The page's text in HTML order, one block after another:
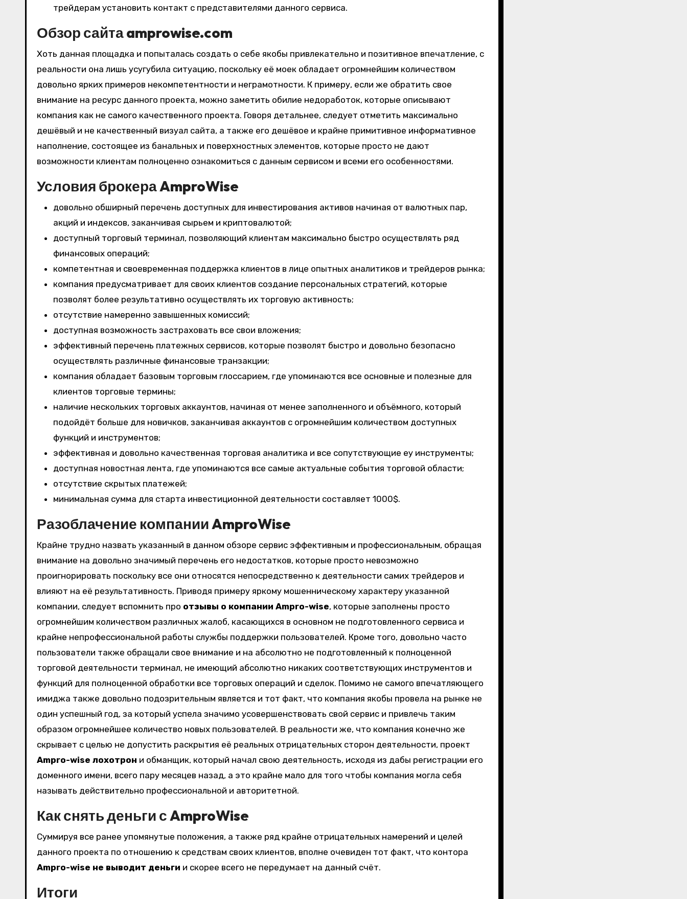
трейдерам установить контакт с представителями данного сервиса.
Обзор сайта amprowise.com
Хоть данная площадка и попыталась создать о себе якобы привлекательно и позитивное впечатление, с
реальности она лишь усугубила ситуацию, поскольку её моек обладает огромнейшим количеством
довольно ярких примеров некомпетентности и неграмотности. К примеру, если же обратить свое
внимание на ресурс данного проекта, можно заметить обилие недоработок, которые описывают
компания как не самого качественного проекта. Говоря детальнее, следует отметить максимально
дешёвый и не качественный визуал сайта, а также его дешёвое и крайне примитивное информативное
наполнение, состоящее из банальных и поверхностных элементов, которые просто не дают
возможности клиентам полноценно ознакомиться с данным сервисом и всеми его особенностями.
Условия брокера AmproWise
довольно обширный перечень доступных для инвестирования активов начиная от валютных пар,
акций и индексов, заканчивая сырьем и криптовалютой;
доступный торговый терминал, позволяющий клиентам максимально быстро осуществлять ряд
финансовых операций;
компетентная и своевременная поддержка клиентов в лице опытных аналитиков и трейдеров рынка;
компания предусматривает для своих клиентов создание персональных стратегий, которые
позволят более результативно осуществлять их торговую активность;
отсутствие намеренно завышенных комиссий;
доступная возможность застраховать все свои вложения;
эффективный перечень платежных сервисов, которые позволят быстро и довольно безопасно
осуществлять различные финансовые транзакции;
компания обладает базовым торговым глоссарием, где упоминаются все основные и полезные для
клиентов торговые термины;
наличие нескольких торговых аккаунтов, начиная от менее заполненного и объёмного, который
подойдёт больше для новичков, заканчивая аккаунтов с огромнейшим количеством доступных
функций и инструментов;
эффективная и довольно качественная торговая аналитика и все сопутствующие еу инструменты;
доступная новостная лента, где упоминаются все самые актуальные события торговой области;
отсутствие скрытых платежей;
минимальная сумма для старта инвестиционной деятельности составляет 1000$.
Разоблачение компании AmproWise
Крайне трудно назвать указанный в данном обзоре сервис эффективным и профессиональным, обращая
внимание на довольно значимый перечень его недостатков, которые просто невозможно
проигнорировать поскольку все они относятся непосредственно к деятельности самих трейдеров и
влияют на её результативность. Приводя примеру яркому мошенническому характеру указанной
компании, следует вспомнить про отзывы о компании Ampro-wise, которые заполнены просто
огромнейшим количеством различных жалоб, касающихся в основном не подготовленного сервиса и
крайне непрофессиональной работы службы поддержки пользователей. Кроме того, довольно часто
пользователи также обращали свое внимание и на абсолютно не подготовленный к полноценной
торговой деятельности терминал, не имеющий абсолютно никаких соответствующих инструментов и
функций для полноценной обработки все торговых операций и сделок. Помимо не самого впечатляющего
имиджа также довольно подозрительным является и тот факт, что компания якобы провела на рынке не
один успешный год, за который успела значимо усовершенствовать свой сервис и привлечь таким
образом огромнейшее количество новых пользователей. В реальности же, что компания конечно же
скрывает с целью не допустить раскрытия её реальных отрицательных сторон деятельности, проект
Ampro-wise лохотрон и обманщик, который начал свою деятельность, исходя из дабы регистрации его
доменного имени, всего пару месяцев назад, а это крайне мало для того чтобы компания могла себя
называть действительно профессиональной и авторитетной.
Как снять деньги с AmproWise
Суммируя все ранее упомянутые положения, а также ряд крайне отрицательных намерений и целей
данного проекта по отношению к средствам своих клиентов, вполне очевиден тот факт, что контора
Ampro-wise не выводит деньги и скорее всего не передумает на данный счёт.
Итоги